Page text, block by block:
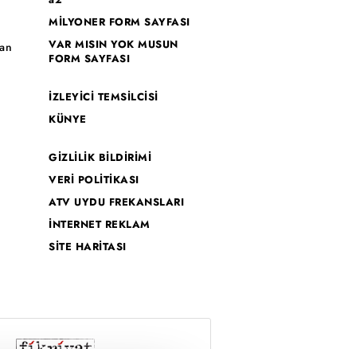
MİLYONER FORM SAYFASI
VAR MISIN YOK MUSUN
FORM SAYFASI
İZLEYİCİ TEMSİLCİSİ
KÜNYE
GİZLİLİK BİLDİRİMİ
VERİ POLİTİKASI
ATV UYDU FREKANSLARI
İNTERNET REKLAM
SİTE HARİTASI